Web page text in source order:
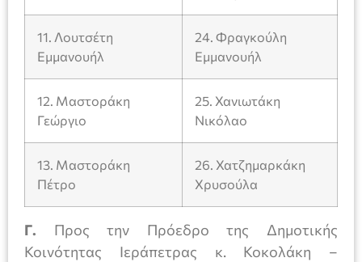
11. Λουτσέτη
Εμμανουήλ
24. Φραγκούλη
Εμμανουήλ
12. Μαστοράκη
Γεώργιο
25. Χανιωτάκη
Νικόλαο
13. Μαστοράκη
Πέτρο
26. Χατζημαρκάκη
Χρυσούλα
Γ. Προς την Πρόεδρο της Δημοτικής
Κοινότητας Ιεράπετρας κ. Κοκολάκη –